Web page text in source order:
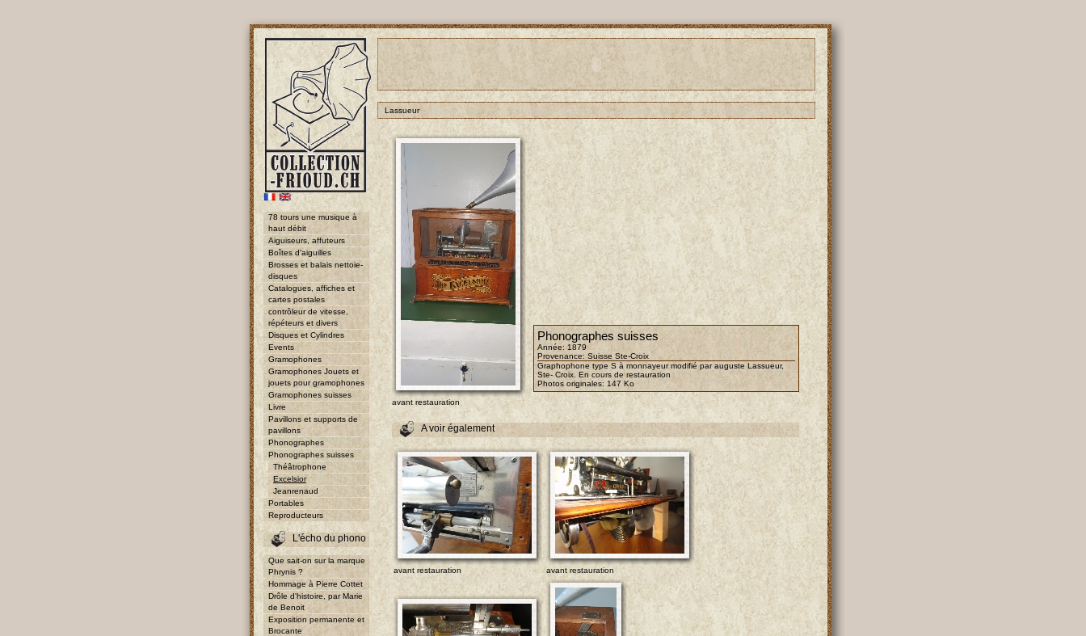
78 tours une musique à
haut débit
Aiguiseurs, affuteurs
Boîtes d'aiguilles
Brosses et balais nettoie-
disques
Catalogues, affiches et
cartes postales
contrôleur de vitesse,
répéteurs et divers
Disques et Cylindres
Events
Gramophones
Gramophones Jouets et
jouets pour gramophones
Gramophones suisses
Livre
Pavillons et supports de
pavillons
Phonographes
Phonographes suisses
Théâtrophone
Excelsior
Jeanrenaud
Portables
Reproducteurs
L'écho du phono
Que sait-on sur la marque
Phrynis ?
Hommage à Pierre Cottet
Drôle d'histoire, par Marie
de Benoit
Exposition permanente et
Brocante
Lassueur
avant restauration
Phonographes suisses
Année: 1879
Provenance: Suisse Ste-Croix
Graphophone type S à monnayeur modifié par auguste Lassueur,
Ste- Croix. En cours de restauration
Photos originales: 147 Ko
A voir également
avant restauration avant restauration